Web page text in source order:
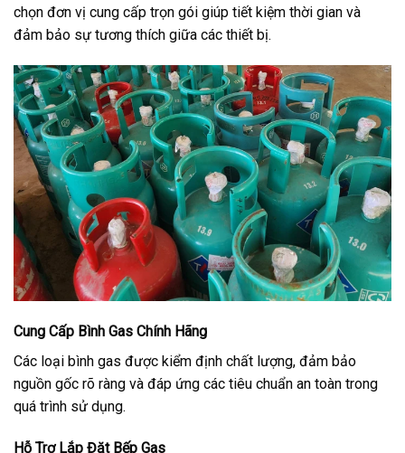
chọn đơn vị cung cấp trọn gói giúp tiết kiệm thời gian và
đảm bảo sự tương thích giữa các thiết bị.
Cung Cấp Bình Gas Chính Hãng
Các loại bình gas được kiểm định chất lượng, đảm bảo
nguồn gốc rõ ràng và đáp ứng các tiêu chuẩn an toàn trong
quá trình sử dụng.
Hỗ Trợ Lắp Đặt Bếp Gas